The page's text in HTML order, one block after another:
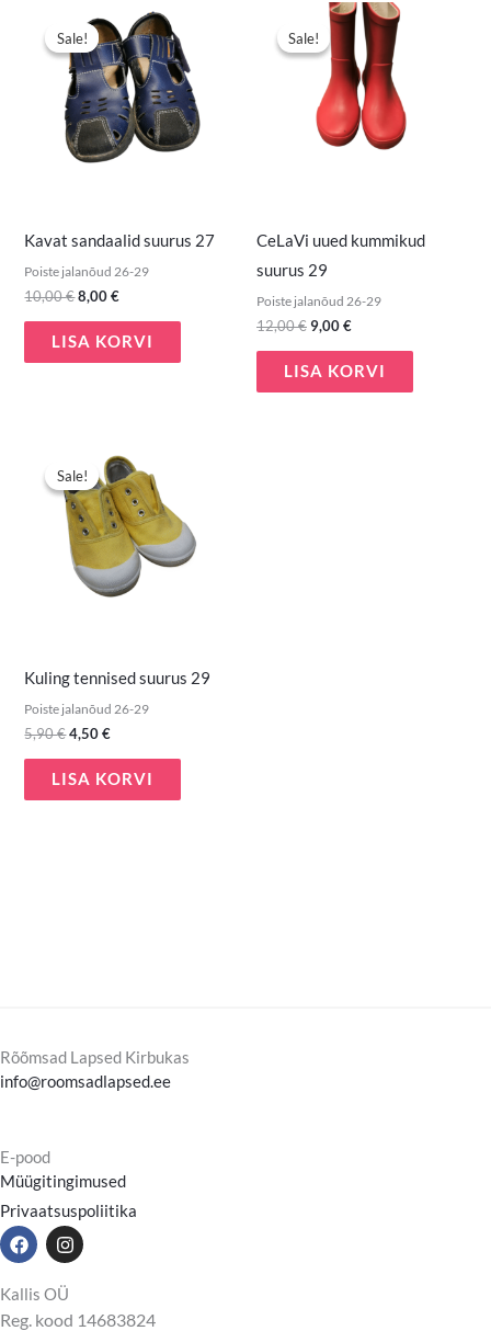
Sale!
Sale!
Kavat sandaalid suurus 27
Poiste jalanõud 26-29
10,00€
hind
oli:
10,00 €.
8,00€
Praegune
hind
on:
8,00 €.
LISA KORVI
Sale!
Sale!
CeLaVi uued kummikud
suurus 29
Poiste jalanõud 26-29
12,00€
Algne
hind
oli:
12,00 €.
9,00€
Praegune
hind
on:
9,00 €.
LISA KORVI
Sale!
Sale!
Kuling tennised suurus 29
Poiste jalanõud 26-29
5,90€
hind
oli:
5,90 €.
4,50€
hind
on:
4,50 €.
LISA KORVI
Rõõmsad Lapsed Kirbukas
info@roomsadlapsed.ee
E-pood
Müügitingimused
Privaatsuspoliitika
F
a
e
I
n
t
a
Kallis OÜ
Reg. kood 14683824